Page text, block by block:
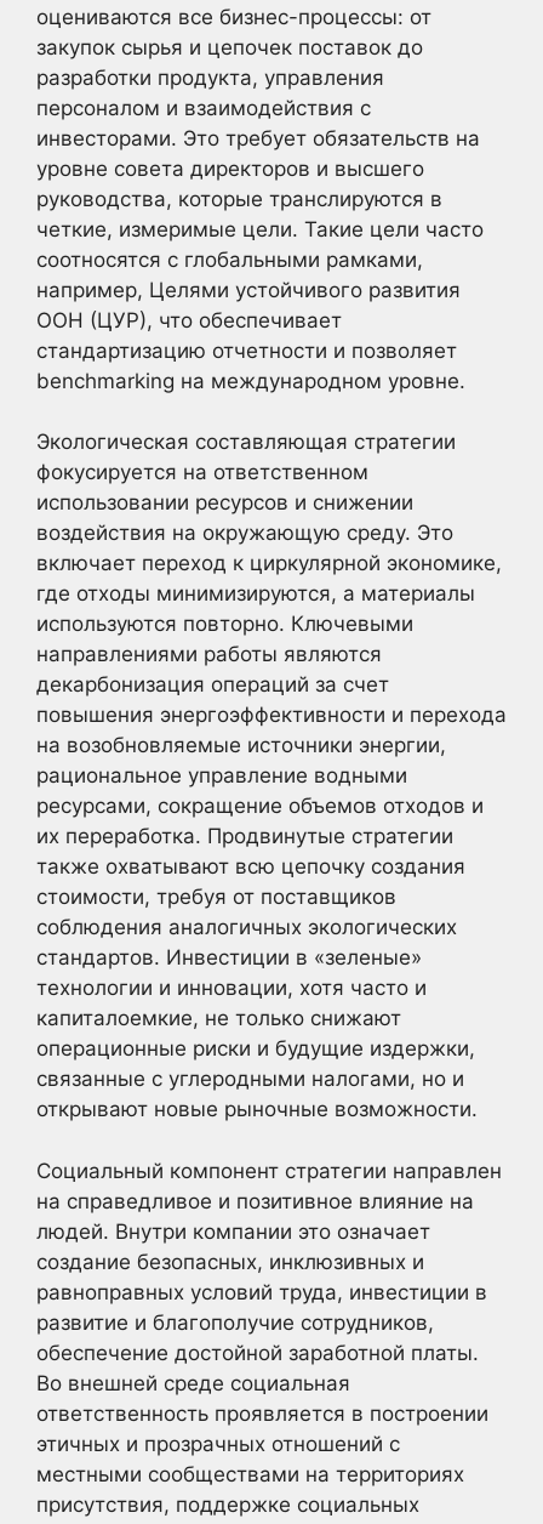
оцениваются все бизнес-процессы: от
закупок сырья и цепочек поставок до
разработки продукта, управления
персоналом и взаимодействия с
инвесторами. Это требует обязательств на
уровне совета директоров и высшего
руководства, которые транслируются в
четкие, измеримые цели. Такие цели часто
соотносятся с глобальными рамками,
например, Целями устойчивого развития
ООН (ЦУР), что обеспечивает
стандартизацию отчетности и позволяет
benchmarking на международном уровне.
Экологическая составляющая стратегии
фокусируется на ответственном
использовании ресурсов и снижении
воздействия на окружающую среду. Это
включает переход к циркулярной экономике,
где отходы минимизируются, а материалы
используются повторно. Ключевыми
направлениями работы являются
декарбонизация операций за счет
повышения энергоэффективности и перехода
на возобновляемые источники энергии,
рациональное управление водными
ресурсами, сокращение объемов отходов и
их переработка. Продвинутые стратегии
также охватывают всю цепочку создания
стоимости, требуя от поставщиков
соблюдения аналогичных экологических
стандартов. Инвестиции в «зеленые»
технологии и инновации, хотя часто и
капиталоемкие, не только снижают
операционные риски и будущие издержки,
связанные с углеродными налогами, но и
открывают новые рыночные возможности.
Социальный компонент стратегии направлен
на справедливое и позитивное влияние на
людей. Внутри компании это означает
создание безопасных, инклюзивных и
равноправных условий труда, инвестиции в
развитие и благополучие сотрудников,
обеспечение достойной заработной платы.
Во внешней среде социальная
ответственность проявляется в построении
этичных и прозрачных отношений с
местными сообществами на территориях
присутствия, поддержке социальных